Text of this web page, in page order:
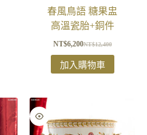
春風鳥語 糖果盅
高溫瓷胎+銅件
NT$12,400
NT$6,200
加入購物車